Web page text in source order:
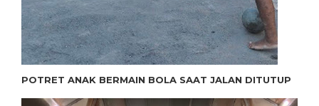
POTRET ANAK BERMAIN BOLA SAAT JALAN DITUTUP